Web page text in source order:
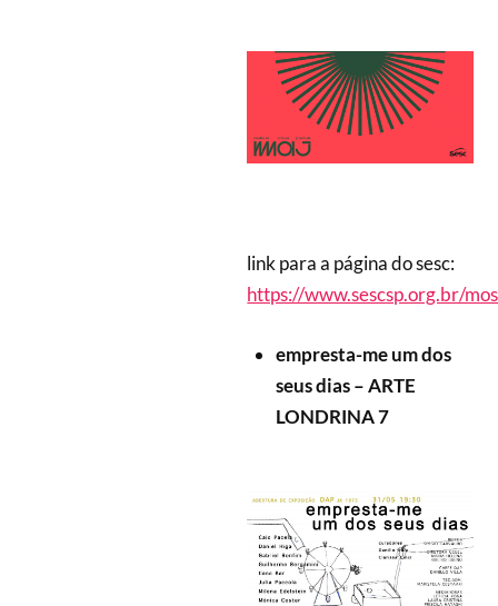
link para a página do sesc:
https://www.sescsp.org.br/
empresta-me um dos
seus dias – ARTE
LONDRINA 7